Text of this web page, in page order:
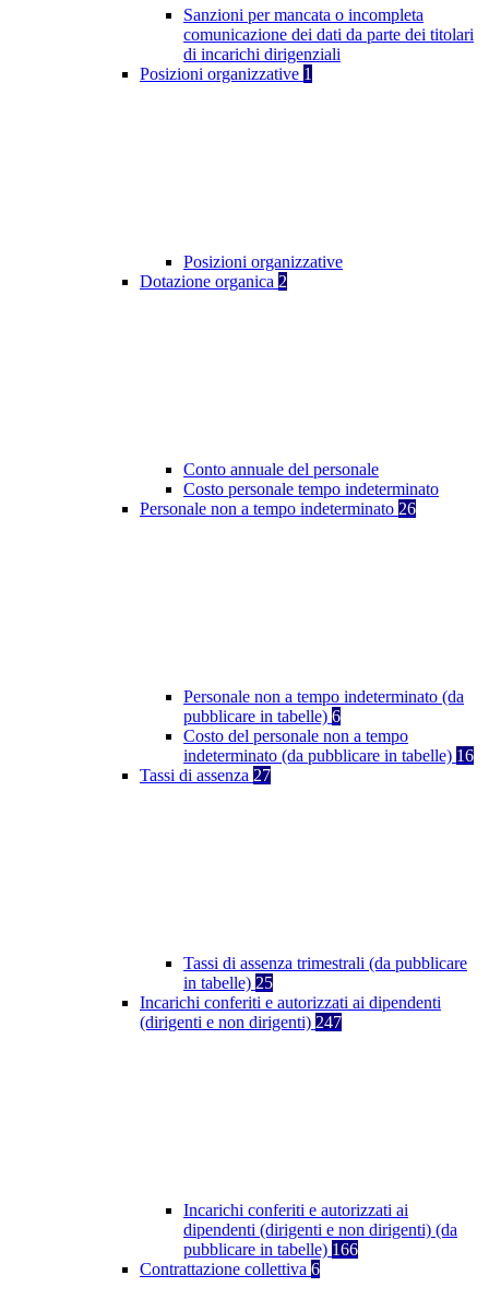
Sanzioni per mancata o incompleta
comunicazione dei dati da parte dei titolari
di incarichi dirigenziali
Posizioni organizzative 1
Posizioni organizzative
Dotazione organica 2
Conto annuale del personale
Costo personale tempo indeterminato
Personale non a tempo indeterminato 26
Personale non a tempo indeterminato (da
pubblicare in tabelle) 6
Costo del personale non a tempo
indeterminato (da pubblicare in tabelle) 16
Tassi di assenza 27
Tassi di assenza trimestrali (da pubblicare
in tabelle) 25
Incarichi conferiti e autorizzati ai dipendenti
(dirigenti e non dirigenti) 247
Incarichi conferiti e autorizzati ai
dipendenti (dirigenti e non dirigenti) (da
pubblicare in tabelle) 166
Contrattazione collettiva 6